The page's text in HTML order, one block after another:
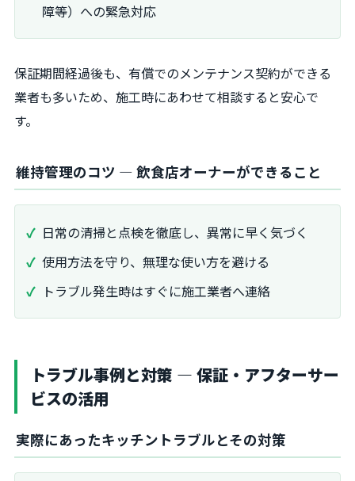
障等）への緊急対応
保証期間経過後も、有償でのメンテナンス契約ができる
業者も多いため、施工時にあわせて相談すると安心で
す。
維持管理のコツ ― 飲食店オーナーができること
日常の清掃と点検を徹底し、異常に早く気づく
使用方法を守り、無理な使い方を避ける
トラブル発生時はすぐに施工業者へ連絡
トラブル事例と対策 ― 保証・アフターサー
ビスの活用
実際にあったキッチントラブルとその対策